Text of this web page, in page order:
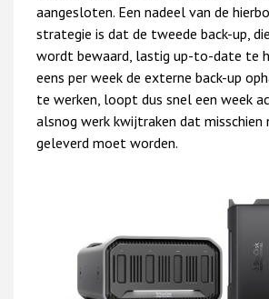
aangesloten. Een nadeel van de
strategie is dat de tweede back-up,
wordt bewaard, lastig up-to-date te
eens per week de externe back-up
te werken, loopt dus snel een week
alsnog werk kwijtraken dat misschien
geleverd moet worden.